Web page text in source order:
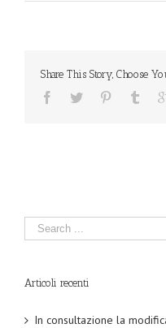
Share This Story, Choose
Articoli recenti
In consultazione la